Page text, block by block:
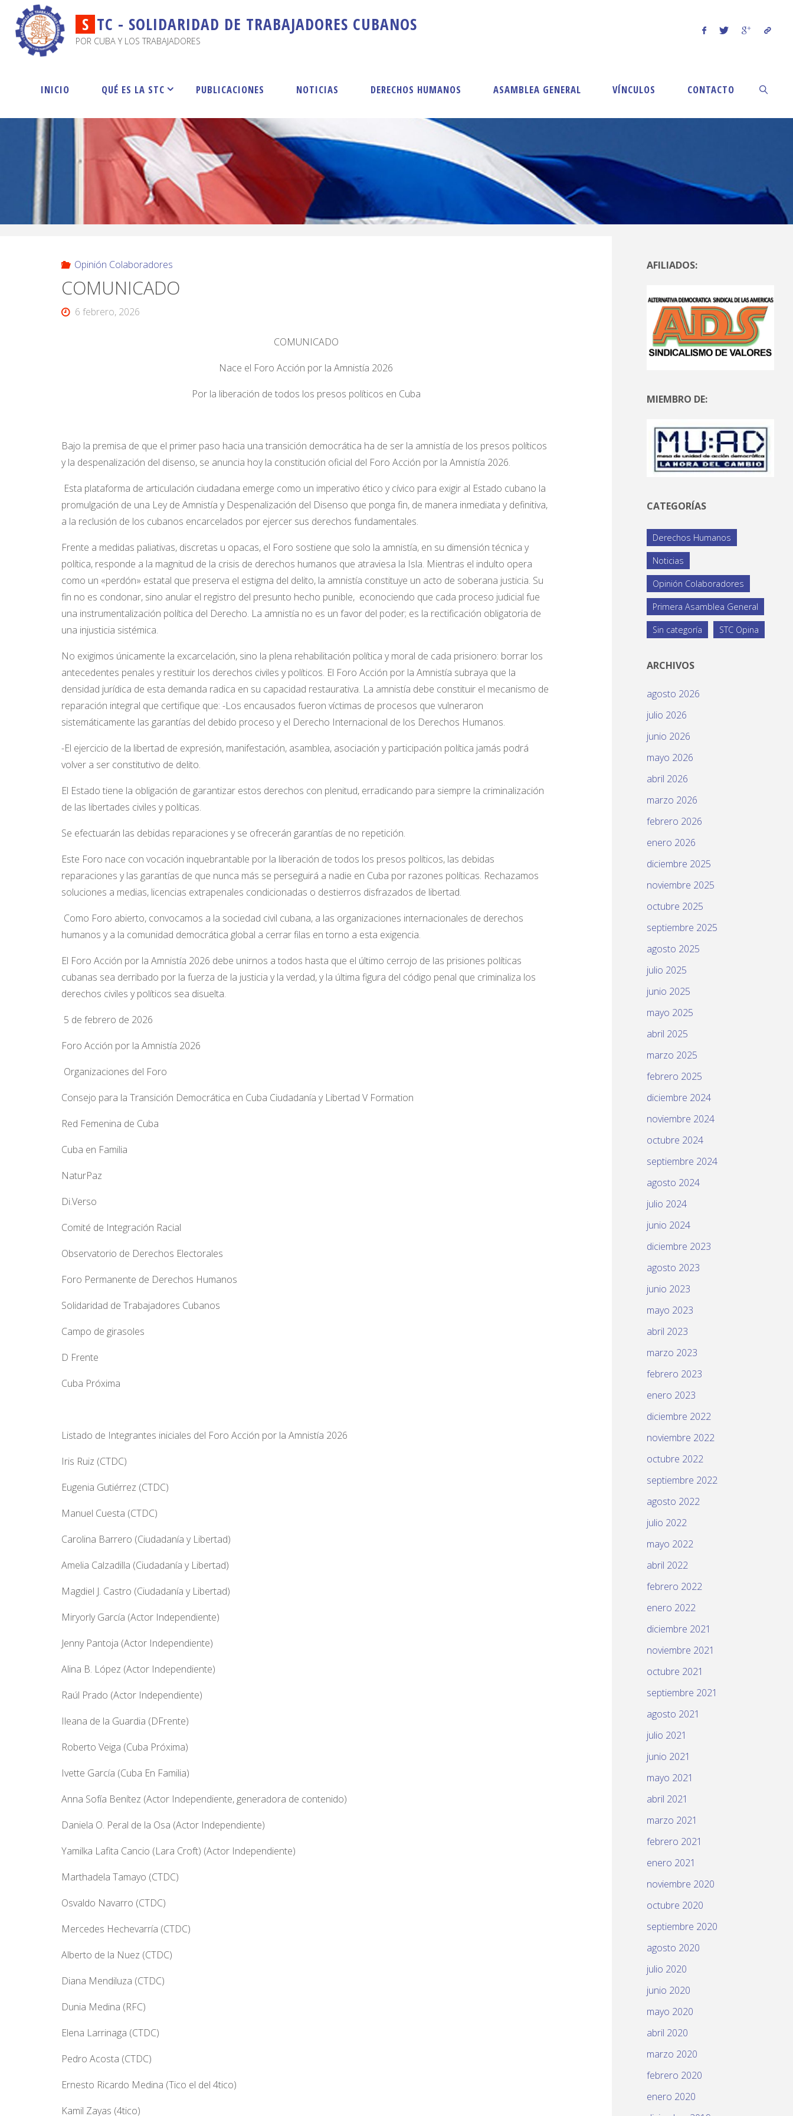
S TC - SOLIDARIDAD DE TRABAJADORES CUBANOS
POR CUBA Y LOS TRABAJADORES
INICIO QUÉ ES LA STC PUBLICACIONES NOTICIAS DERECHOS HUMANOS ASAMBLEA GENERAL VÍNCULOS CONTACTO
Opinión Colaboradores
COMUNICADO
6 febrero, 2026
COMUNICADO
Nace el Foro Acción por la Amnistía 2026
Por la liberación de todos los presos políticos en Cuba
Bajo la premisa de que el primer paso hacia una transición democrática ha de ser la amnistía de los presos políticos
y la despenalización del disenso, se anuncia hoy la constitución oficial del Foro Acción por la Amnistía 2026.
Esta plataforma de articulación ciudadana emerge como un imperativo ético y cívico para exigir al Estado cubano la
promulgación de una Ley de Amnistía y Despenalización del Disenso que ponga fin, de manera inmediata y definitiva,
a la reclusión de los cubanos encarcelados por ejercer sus derechos fundamentales.
Frente a medidas paliativas, discretas u opacas, el Foro sostiene que solo la amnistía, en su dimensión técnica y
política, responde a la magnitud de la crisis de derechos humanos que atraviesa la Isla. Mientras el indulto opera
como un «perdón» estatal que preserva el estigma del delito, la amnistía constituye un acto de soberana justicia. Su
fin no es condonar, sino anular el registro del presunto hecho punible, econociendo que cada proceso judicial fue
una instrumentalización política del Derecho. La amnistía no es un favor del poder; es la rectificación obligatoria de
una injusticia sistémica.
No exigimos únicamente la excarcelación, sino la plena rehabilitación política y moral de cada prisionero: borrar los
antecedentes penales y restituir los derechos civiles y políticos. El Foro Acción por la Amnistía subraya que la
densidad jurídica de esta demanda radica en su capacidad restaurativa. La amnistía debe constituir el mecanismo de
reparación integral que certifique que: -Los encausados fueron víctimas de procesos que vulneraron
sistemáticamente las garantías del debido proceso y el Derecho Internacional de los Derechos Humanos.
-El ejercicio de la libertad de expresión, manifestación, asamblea, asociación y participación política jamás podrá
volver a ser constitutivo de delito.
El Estado tiene la obligación de garantizar estos derechos con plenitud, erradicando para siempre la criminalización
de las libertades civiles y políticas.
Se efectuarán las debidas reparaciones y se ofrecerán garantías de no repetición.
Este Foro nace con vocación inquebrantable por la liberación de todos los presos políticos, las debidas
reparaciones y las garantías de que nunca más se perseguirá a nadie en Cuba por razones políticas. Rechazamos
soluciones a medias, licencias extrapenales condicionadas o destierros disfrazados de libertad.
Como Foro abierto, convocamos a la sociedad civil cubana, a las organizaciones internacionales de derechos
humanos y a la comunidad democrática global a cerrar filas en torno a esta exigencia.
El Foro Acción por la Amnistía 2026 debe unirnos a todos hasta que el último cerrojo de las prisiones políticas
cubanas sea derribado por la fuerza de la justicia y la verdad, y la última figura del código penal que criminaliza los
derechos civiles y políticos sea disuelta.
5 de febrero de 2026
Foro Acción por la Amnistía 2026
Organizaciones del Foro
Consejo para la Transición Democrática en Cuba Ciudadanía y Libertad V Formation
Red Femenina de Cuba
Cuba en Familia
NaturPaz
Di.Verso
Comité de Integración Racial
Observatorio de Derechos Electorales
Foro Permanente de Derechos Humanos
Solidaridad de Trabajadores Cubanos
Campo de girasoles
D Frente
Cuba Próxima
Listado de Integrantes iniciales del Foro Acción por la Amnistía 2026
Iris Ruiz (CTDC)
Eugenia Gutiérrez (CTDC)
Manuel Cuesta (CTDC)
Carolina Barrero (Ciudadanía y Libertad)
Amelia Calzadilla (Ciudadanía y Libertad)
Magdiel J. Castro (Ciudadanía y Libertad)
Miryorly García (Actor Independiente)
Jenny Pantoja (Actor Independiente)
Alina B. López (Actor Independiente)
Raúl Prado (Actor Independiente)
Ileana de la Guardia (DFrente)
Roberto Veiga (Cuba Próxima)
Ivette García (Cuba En Familia)
Anna Sofía Benítez (Actor Independiente, generadora de contenido)
Daniela O. Peral de la Osa (Actor Independiente)
Yamilka Lafita Cancio (Lara Croft) (Actor Independiente)
Marthadela Tamayo (CTDC)
Osvaldo Navarro (CTDC)
Mercedes Hechevarría (CTDC)
Alberto de la Nuez (CTDC)
Diana Mendiluza (CTDC)
Dunia Medina (RFC)
Elena Larrinaga (CTDC)
Pedro Acosta (CTDC)
Ernesto Ricardo Medina (Tico el del 4tico)
Kamil Zayas (4tico)
AFILIADOS:
MIEMBRO DE:
CATEGORÍAS
Derechos Humanos
Noticias
Opinión Colaboradores
Primera Asamblea General
Sin categoría STC Opina
ARCHIVOS
agosto 2026
julio 2026
junio 2026
mayo 2026
abril 2026
marzo 2026
febrero 2026
enero 2026
diciembre 2025
noviembre 2025
octubre 2025
septiembre 2025
agosto 2025
julio 2025
junio 2025
mayo 2025
abril 2025
marzo 2025
febrero 2025
diciembre 2024
noviembre 2024
octubre 2024
septiembre 2024
agosto 2024
julio 2024
junio 2024
diciembre 2023
agosto 2023
junio 2023
mayo 2023
abril 2023
marzo 2023
febrero 2023
enero 2023
diciembre 2022
noviembre 2022
octubre 2022
septiembre 2022
agosto 2022
julio 2022
mayo 2022
abril 2022
febrero 2022
enero 2022
diciembre 2021
noviembre 2021
octubre 2021
septiembre 2021
agosto 2021
julio 2021
junio 2021
mayo 2021
abril 2021
marzo 2021
febrero 2021
enero 2021
noviembre 2020
octubre 2020
septiembre 2020
agosto 2020
julio 2020
junio 2020
mayo 2020
abril 2020
marzo 2020
febrero 2020
enero 2020